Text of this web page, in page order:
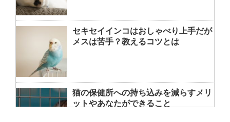
セキセイインコはおしゃべり上手だが
メスは苦手？教えるコツとは
猫の保健所への持ち込みを減らすメリ
ットやあなたができること